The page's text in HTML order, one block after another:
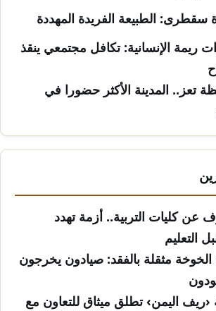
سقطرى: الطبيعة الفريدة المهددة
ريمة الإنسانية: تكافل مجتمعي ينقذ
تعز.. المدينة الأكثر حضورا في
عن كليات التربية.. أزمة تهدد
التعليم
الخوخة مثقلة بالفقد: صيادون يخرجون
اليمن› تطلق ميثاق للتعاون مع